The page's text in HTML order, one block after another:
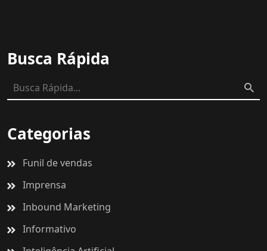
Busca Rápida
Categorias
Funil de vendas
Imprensa
Inbound Marketing
Informativo